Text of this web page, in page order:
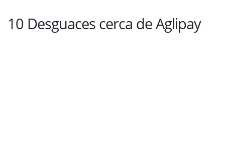
10 Desguaces cerca de Aglipay